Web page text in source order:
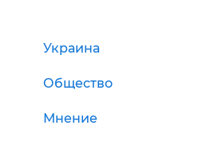
Украина
Общество
Мнение